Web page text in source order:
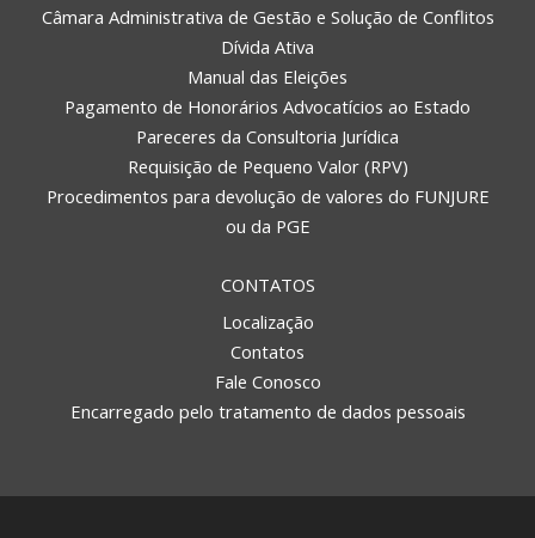
Câmara Administrativa de Gestão e Solução de Conflitos
Dívida Ativa
Manual das Eleições
Pagamento de Honorários Advocatícios ao Estado
Pareceres da Consultoria Jurídica
Requisição de Pequeno Valor (RPV)
Procedimentos para devolução de valores do FUNJURE
ou da PGE
CONTATOS
Localização
Contatos
Fale Conosco
Encarregado pelo tratamento de dados pessoais